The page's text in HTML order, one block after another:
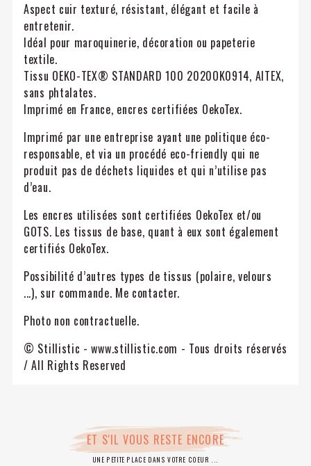
Aspect cuir texturé, résistant, élégant et facile à
entretenir.
Idéal pour maroquinerie, décoration ou papeterie
textile.
Tissu OEKO-TEX® STANDARD 100 2020OK0914, AITEX,
sans phtalates.
Imprimé en France, encres certifiées OekoTex.
Imprimé par une entreprise ayant une politique éco-
responsable, et via un procédé eco-friendly qui ne
produit pas de déchets liquides et qui n’utilise pas
d’eau.
Les encres utilisées sont certifiées OekoTex et/ou
GOTS. Les tissus de base, quant à eux sont également
certifiés OekoTex.
Possibilité d’autres types de tissus (polaire, velours
...), sur commande. Me contacter.
Photo non contractuelle.
© Stillistic - www.stillistic.com - Tous droits réservés
/ All Rights Reserved
ET S'IL VOUS RESTE ENCORE
UNE PETITE PLACE DANS VOTRE COEUR ...